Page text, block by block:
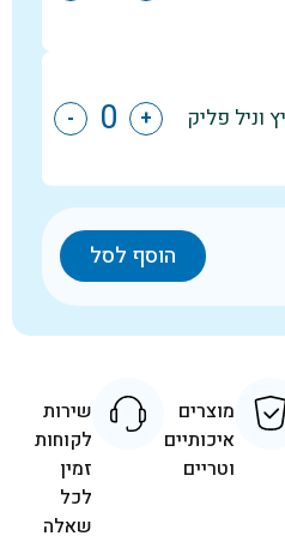
וניל פליק +
-
הוסף לסל
מוצרים
איכותיים
וטריים
שירות
לקוחות
זמין
לכל
שאלה